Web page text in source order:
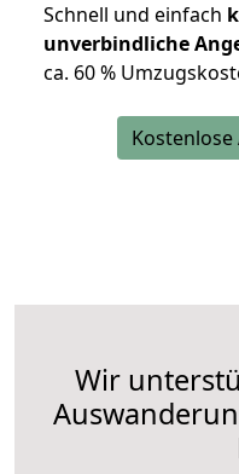
Schnell und einfach
unverbindliche
ca. 60 %
Wir